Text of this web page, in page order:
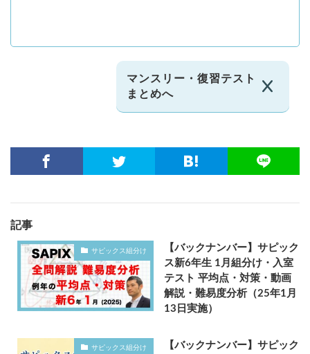
マンスリー・復習テスト
まとめへ
記事
サピックス組分け
【バックナンバー】サピック
ス新6年生 1月組分け・入室
テスト 平均点・対策・動画
解説・難易度分析（25年1月
13日実施）
サピックス組分け
【バックナンバー】サピック